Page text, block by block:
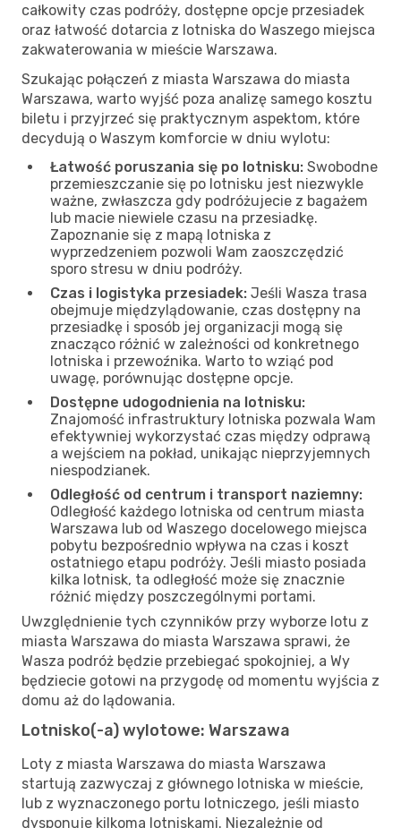
całkowity czas podróży, dostępne opcje przesiadek
oraz łatwość dotarcia z lotniska do Waszego miejsca
zakwaterowania w mieście Warszawa.
Szukając połączeń z miasta Warszawa do miasta
Warszawa, warto wyjść poza analizę samego kosztu
biletu i przyjrzeć się praktycznym aspektom, które
decydują o Waszym komforcie w dniu wylotu:
Łatwość poruszania się po lotnisku: Swobodne
przemieszczanie się po lotnisku jest niezwykle
ważne, zwłaszcza gdy podróżujecie z bagażem
lub macie niewiele czasu na przesiadkę.
Zapoznanie się z mapą lotniska z
wyprzedzeniem pozwoli Wam zaoszczędzić
sporo stresu w dniu podróży.
Czas i logistyka przesiadek: Jeśli Wasza trasa
obejmuje międzylądowanie, czas dostępny na
przesiadkę i sposób jej organizacji mogą się
znacząco różnić w zależności od konkretnego
lotniska i przewoźnika. Warto to wziąć pod
uwagę, porównując dostępne opcje.
Dostępne udogodnienia na lotnisku:
Znajomość infrastruktury lotniska pozwala Wam
efektywniej wykorzystać czas między odprawą
a wejściem na pokład, unikając nieprzyjemnych
niespodzianek.
Odległość od centrum i transport naziemny:
Odległość każdego lotniska od centrum miasta
Warszawa lub od Waszego docelowego miejsca
pobytu bezpośrednio wpływa na czas i koszt
ostatniego etapu podróży. Jeśli miasto posiada
kilka lotnisk, ta odległość może się znacznie
różnić między poszczególnymi portami.
Uwzględnienie tych czynników przy wyborze lotu z
miasta Warszawa do miasta Warszawa sprawi, że
Wasza podróż będzie przebiegać spokojniej, a Wy
będziecie gotowi na przygodę od momentu wyjścia z
domu aż do lądowania.
Lotnisko(-a) wylotowe: Warszawa
Loty z miasta Warszawa do miasta Warszawa
startują zazwyczaj z głównego lotniska w mieście,
lub z wyznaczonego portu lotniczego, jeśli miasto
dysponuje kilkoma lotniskami. Niezależnie od